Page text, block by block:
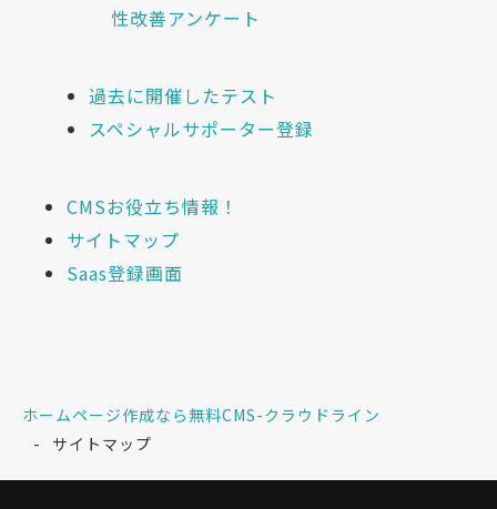
性改善アンケート
過去に開催したテスト
スペシャルサポーター登録
CMSお役立ち情報！
サイトマップ
Saas登録画面
ホームページ作成なら無料CMS-クラウドライン
サイトマップ